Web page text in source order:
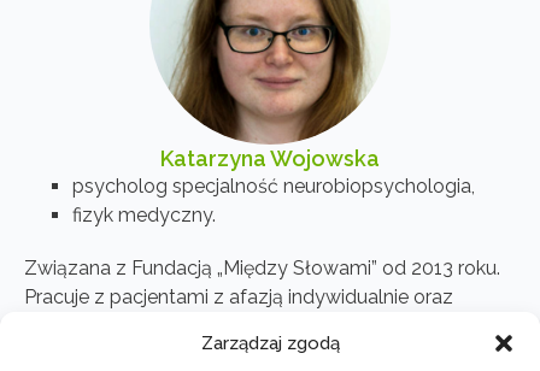
Zarządzaj zgodą
Katarzyna Wojowska
psycholog specjalność neurobiopsychologia,
fizyk medyczny.
Związana z Fundacją „Między Słowami” od 2013 roku.
Pracuje z pacjentami z afazją indywidualnie oraz
Autorka programu treningu myślenia logicznego,